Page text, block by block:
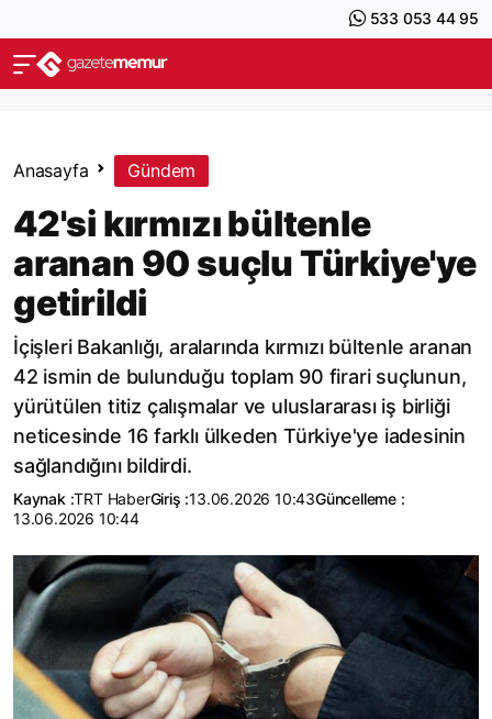
533 053 44 95
Anasayfa Gündem
42'si kırmızı bültenle
aranan 90 suçlu Türkiye'ye
getirildi
İçişleri Bakanlığı, aralarında kırmızı bültenle aranan
42 ismin de bulunduğu toplam 90 firari suçlunun,
yürütülen titiz çalışmalar ve uluslararası iş birliği
neticesinde 16 farklı ülkeden Türkiye'ye iadesinin
sağlandığını bildirdi.
Kaynak :TRT HaberGiriş :13.06.2026 10:43Güncelleme :
13.06.2026 10:44